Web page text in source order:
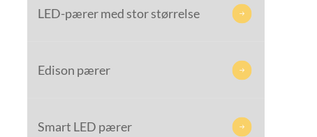
LED-pærer med stor størrelse 
Edison pærer 
Smart LED pærer 